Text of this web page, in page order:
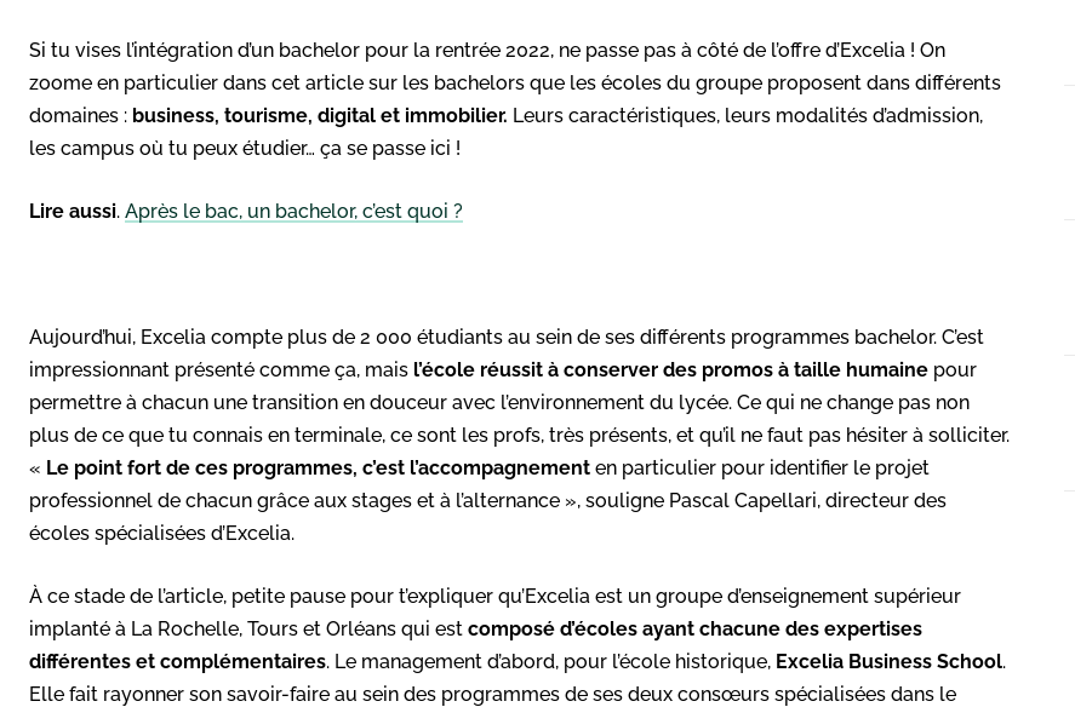
Si tu vises l’intégration d’un bachelor pour la rentrée 2022, ne passe pas à côté de l’offre d’Excelia ! On
zoome en particulier dans cet article sur les bachelors que les écoles du groupe proposent dans différents
domaines : business, tourisme, digital et immobilier. Leurs caractéristiques, leurs modalités d’admission,
les campus où tu peux étudier… ça se passe ici !
Lire aussi. Après le bac, un bachelor, c’est quoi ?
Aujourd’hui, Excelia compte plus de 2 000 étudiants au sein de ses différents programmes bachelor. C’est
impressionnant présenté comme ça, mais l’école réussit à conserver des promos à taille humaine pour
permettre à chacun une transition en douceur avec l’environnement du lycée. Ce qui ne change pas non
plus de ce que tu connais en terminale, ce sont les profs, très présents, et qu’il ne faut pas hésiter à solliciter.
« Le point fort de ces programmes, c’est l’accompagnement en particulier pour identifier le projet
professionnel de chacun grâce aux stages et à l’alternance », souligne Pascal Capellari, directeur des
écoles spécialisées d’Excelia.
À ce stade de l’article, petite pause pour t’expliquer qu’Excelia est un groupe d’enseignement supérieur
implanté à La Rochelle, Tours et Orléans qui est composé d’écoles ayant chacune des expertises
différentes et complémentaires. Le management d’abord, pour l’école historique, Excelia Business School.
Elle fait rayonner son savoir-faire au sein des programmes de ses deux consœurs spécialisées dans le